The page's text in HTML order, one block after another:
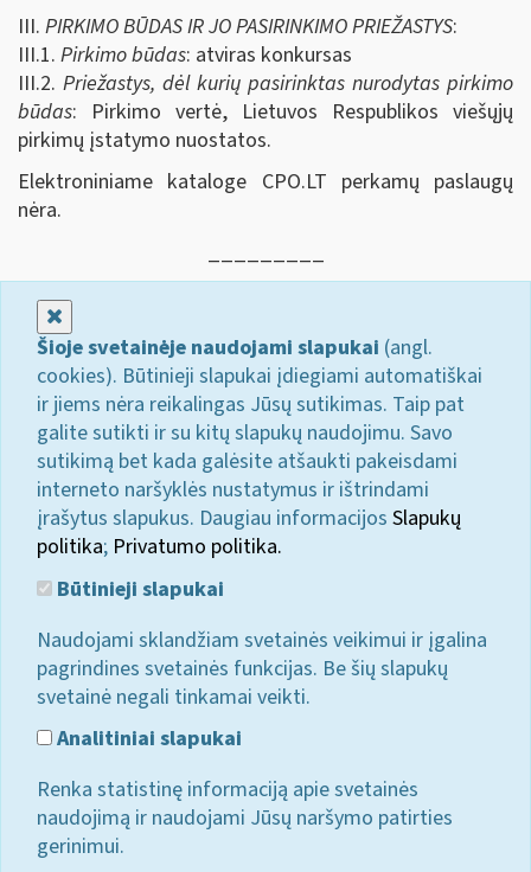
III. PIRKIMO BŪDAS IR JO PASIRINKIMO PRIEŽASTYS:
III.1. Pirkimo būdas: atviras konkursas
III.2. Priežastys, dėl kurių pasirinktas nurodytas pirkimo
būdas: Pirkimo vertė, Lietuvos Respublikos viešųjų
pirkimų įstatymo nuostatos.
Elektroniniame kataloge CPO.LT perkamų paslaugų
nėra.
Šioje svetainėje naudojami slapukai (angl.
cookies). Būtinieji slapukai įdiegiami automatiškai
ir jiems nėra reikalingas Jūsų sutikimas. Taip pat
galite sutikti ir su kitų slapukų naudojimu. Savo
sutikimą bet kada galėsite atšaukti pakeisdami
interneto naršyklės nustatymus ir ištrindami
įrašytus slapukus. Daugiau informacijos Slapukų
politika; Privatumo politika.
Būtinieji slapukai
Naudojami sklandžiam svetainės veikimui ir įgalina
pagrindines svetainės funkcijas. Be šių slapukų
svetainė negali tinkamai veikti.
Analitiniai slapukai
Renka statistinę informaciją apie svetainės
naudojimą ir naudojami Jūsų naršymo patirties
gerinimui.